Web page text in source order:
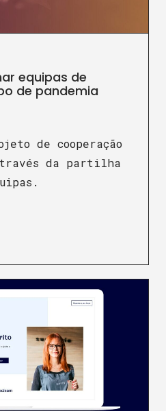
equipas de
de pandemia
de cooperação
da partilha